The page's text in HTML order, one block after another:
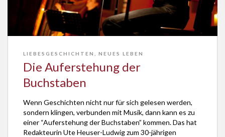
LIEBESGESCHICHTEN NEUES LEBEN
Die Auferstehung der
Buchstaben
Wenn Geschichten nicht nur für sich gelesen werden,
sondern klingen, verbunden mit Musik, dann kann es zu
einer “Auferstehung der Buchstaben” kommen. Das hat
Redakteurin Ute Heuser-Ludwig zum 30-jährigen